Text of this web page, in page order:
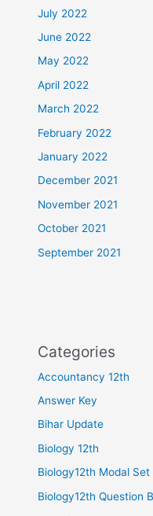
July 2022
June 2022
May 2022
April 2022
March 2022
February 2022
January 2022
December 2021
November 2021
October 2021
September 2021
Categories
Accountancy 12th
Answer Key
Bihar Update
Biology 12th
Biology12th Modal Set
Biology12th Question